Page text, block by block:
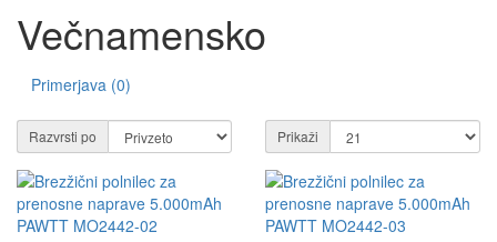
Večnamensko
Primerjava (0)
Razvrsti po Prikaži